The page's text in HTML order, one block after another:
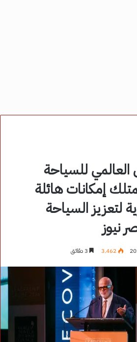
للسياحة
إمكانات هائلة
لتعزيز السياحة
نيوز
3٬462